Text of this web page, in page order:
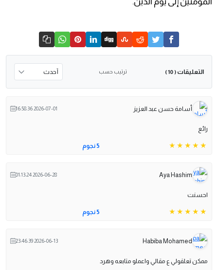
التعليقات ( 10 ) ترتيب حسب
أسامة حسن عبد العزيز 2026-07-01 16:58:36
رائع
5 نجوم
Aya Hashim
2026-06-28 01:13:24
احسنت
5 نجوم
Habiba Mohamed
2026-06-13 23:46:39
ممكن تعلقولي ع مقالي واعملو متابعه وهرد